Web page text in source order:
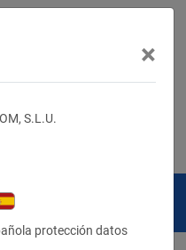
×
S.L.U.
protección datos